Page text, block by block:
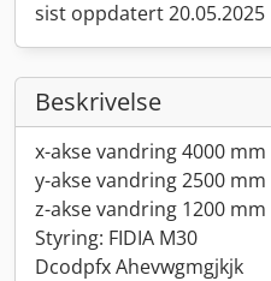
sist oppdatert 20.05.2025
Beskrivelse
x-akse vandring 4000 mm
y-akse vandring 2500 mm
z-akse vandring 1200 mm
Styring: FIDIA M30
Dcodpfx Ahevwgmgjkjk